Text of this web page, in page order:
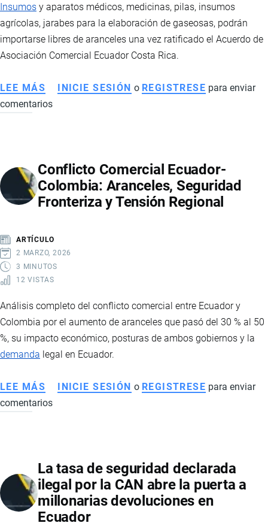
DE
ELIMINAR
Insumos y aparatos médicos, medicinas, pilas, insumos
agrícolas, jarabes para la elaboración de gaseosas, podrán
importarse libres de aranceles una vez ratificado el Acuerdo de
Asociación Comercial Ecuador Costa Rica.
LEE MÁS SOBRE
PRODUCTOS
ACUERDO
COMERCIAL
CON
INICIE SESIÓN o REGISTRESE para enviar
comentarios
Conflicto Comercial Ecuador-
Colombia: Aranceles, Seguridad
Fronteriza y Tensión Regional
ARTÍCULO
2 MARZO, 2026
3 MINUTOS
12 VISTAS
Análisis completo del conflicto comercial entre Ecuador y
Colombia por el aumento de aranceles que pasó del 30 % al 50
%, su impacto económico, posturas de ambos gobiernos y la
demanda legal en Ecuador.
LEE MÁS SOBRE
CONFLICTO
ARANCELES,
SEGURIDAD
FRONTERIZA
Y
INICIE SESIÓN o REGISTRESE para enviar
comentarios
La tasa de seguridad declarada
ilegal por la CAN abre la puerta a
millonarias devoluciones en
Ecuador